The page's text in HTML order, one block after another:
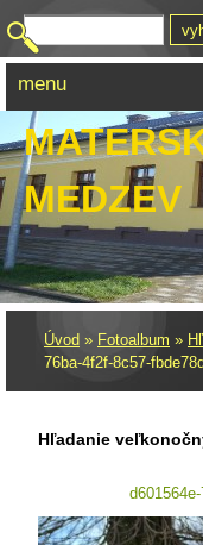
MEDZEV
Úvod » Fotoalbum »
76ba-4f2f-8c57-
Hľadanie
menu